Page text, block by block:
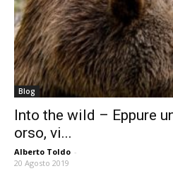
Blog
Into the wild – Eppure
orso, vi...
Alberto Toldo -
20 Agosto 2019